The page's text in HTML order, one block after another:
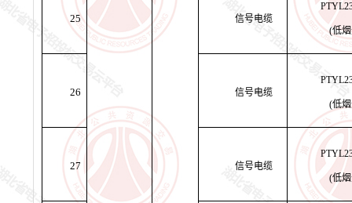
25 信号电缆
(低
26 信号电缆
(低
27 信号电缆
(低